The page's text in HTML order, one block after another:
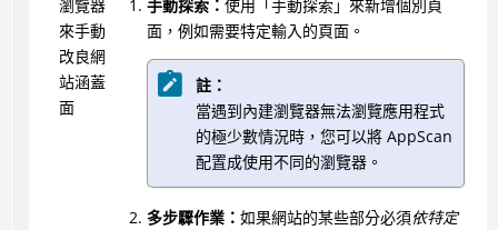
瀏覽器
來手動
改良網
站涵蓋
面
手動探索： 使用「手動探索」來新增個別頁
面，例如需要特定輸入的頁面。
註：
當遇到內建瀏覽器無法瀏覽應用程式
的極少數情況時，您可以將 AppScan
配置成使用不同的瀏覽器。
多步驟作業： 如果網站的某些部分必須依特定